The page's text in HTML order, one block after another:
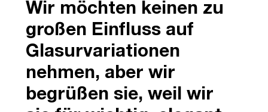
Wir möchten keinen zu
großen Einfluss auf
Glasurvariationen
nehmen, aber wir
begrüßen sie, weil wir